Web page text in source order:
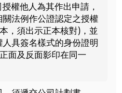
權他人為其作出申請，
法例作公證認定之授權
，須出示正本核對)，並
人具簽名樣式的身份證明
面及反面影印在同一